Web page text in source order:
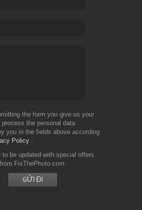
the form you give us your
the personal data
you in the fields above according
Policy
to be updated with special offers
FixThePhoto.com